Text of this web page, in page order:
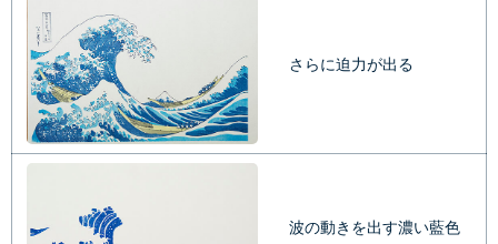
さらに迫力が出る
波の動きを出す濃い藍色